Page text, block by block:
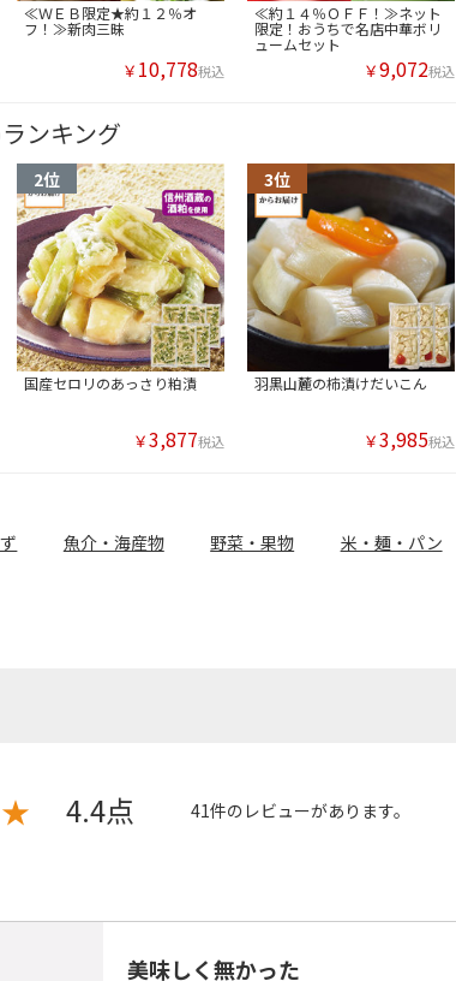
≪ＷＥＢ限定★約１２％オ
フ！≫新肉三昧
￥ 10,778税込
≪約１４％ＯＦＦ！≫ネット
限定！おうちで名店中華ボリ
ュームセット
￥9,072税込
ンキング
国産セロリのあっさり粕漬
￥3,877税込
羽黒山麓の柿漬けだいこん
￥3,985税込
魚介・海産物 野菜・果物 米・麺・パン
★ 4.4点 41件のレビューがあります。
美味しく無かった